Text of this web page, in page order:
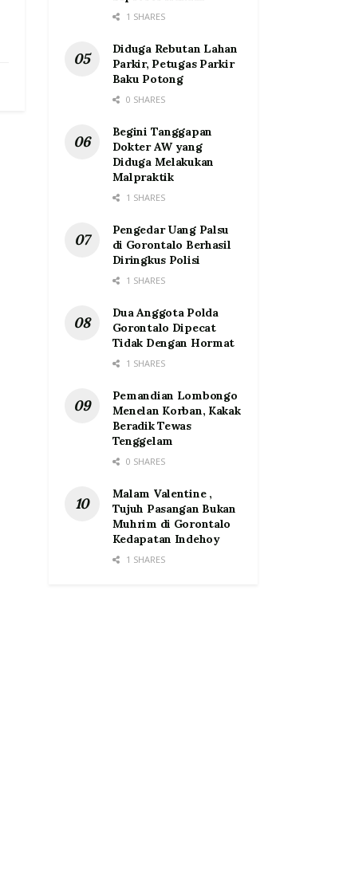
1 SHARES
Diduga Rebutan Lahan
Parkir, Petugas Parkir
Baku Potong
0 SHARES
Begini Tanggapan
Dokter AW yang
Diduga Melakukan
Malpraktik
1 SHARES
Pengedar Uang Palsu
di Gorontalo Berhasil
Diringkus Polisi
1 SHARES
Dua Anggota Polda
Gorontalo Dipecat
Tidak Dengan Hormat
1 SHARES
Pemandian Lombongo
Menelan Korban, Kakak
Beradik Tewas
Tenggelam
0 SHARES
Malam Valentine ,
Tujuh Pasangan Bukan
Muhrim di Gorontalo
Kedapatan Indehoy
1 SHARES